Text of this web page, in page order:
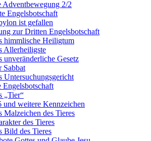
Adventbewegung 2/2
Engelsbotschaft
ist gefallen
zur Dritten Engelsbotschaft
himmlische Heiligtum
Allerheiligste
unveränderliche Gesetz
Sabbat
Untersuchungsgericht
„Tier“
und weitere Kennzeichen
Malzeichen des Tieres
des Tieres
Bild des Tieres